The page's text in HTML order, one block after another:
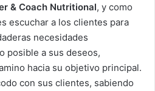
& Coach Nutritional, y como
escuchar a los clientes para
necesidades
posible a sus deseos,
hacia su objetivo principal.
con sus clientes, sabiendo